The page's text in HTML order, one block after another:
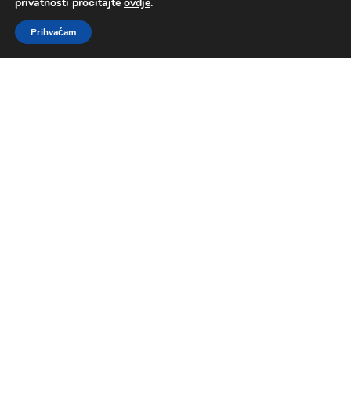
E-mail –info@lickisokol.com
Prihvaćam